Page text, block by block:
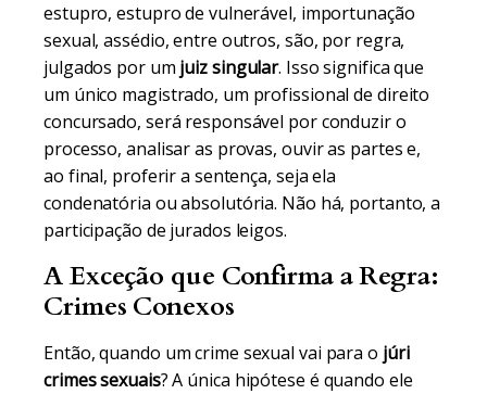
estupro, estupro de vulnerável, importunação
sexual, assédio, entre outros, são, por regra,
julgados por um juiz singular. Isso significa que
um único magistrado, um profissional de direito
concursado, será responsável por conduzir o
processo, analisar as provas, ouvir as partes e,
ao final, proferir a sentença, seja ela
condenatória ou absolutória. Não há, portanto, a
participação de jurados leigos.
A Exceção que Confirma a Regra:
Crimes Conexos
Então, quando um crime sexual vai para o júri
crimes sexuais? A única hipótese é quando ele